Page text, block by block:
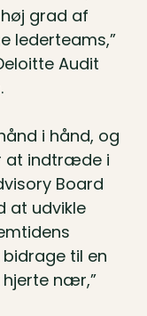
grad af
lederteams,”
Audit
i hånd, og
at indtræde i
Board
at udvikle
til en
nær,”